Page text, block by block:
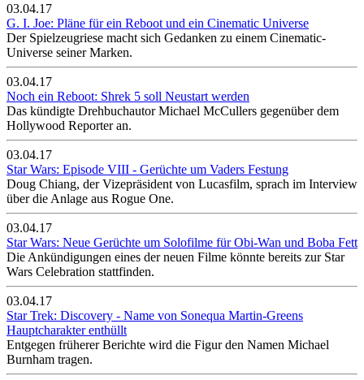
03.04.17
G. I. Joe: Pläne für ein Reboot und ein Cinematic Universe
Der Spielzeugriese macht sich Gedanken zu einem Cinematic-
Universe seiner Marken.
03.04.17
Noch ein Reboot: Shrek 5 soll Neustart werden
Das kündigte Drehbuchautor Michael McCullers gegenüber dem
Hollywood Reporter an.
03.04.17
Star Wars: Episode VIII - Gerüchte um Vaders Festung
Doug Chiang, der Vizepräsident von Lucasfilm, sprach im Interview
über die Anlage aus Rogue One.
03.04.17
Star Wars: Neue Gerüchte um Solofilme für Obi-Wan und Boba Fett
Die Ankündigungen eines der neuen Filme könnte bereits zur Star
Wars Celebration stattfinden.
03.04.17
Star Trek: Discovery - Name von Sonequa Martin-Greens
Hauptcharakter enthüllt
Entgegen früherer Berichte wird die Figur den Namen Michael
Burnham tragen.